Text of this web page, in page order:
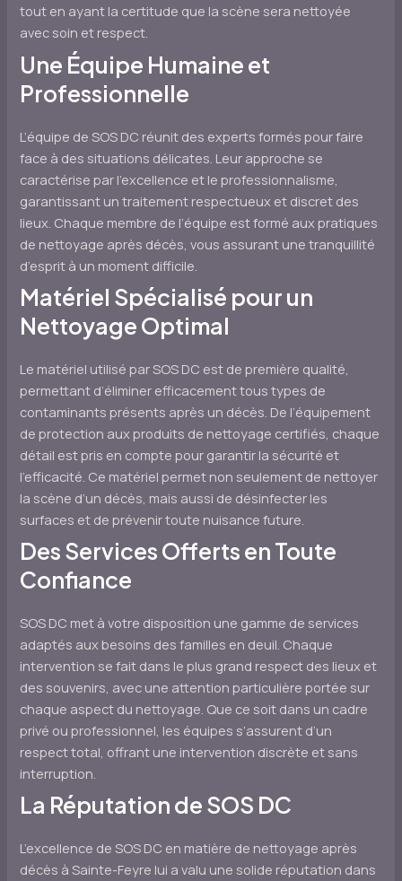
tout en ayant la certitude que la scène sera nettoyée
avec soin et respect.
Une Équipe Humaine et
Professionnelle
L’équipe de SOS DC réunit des experts formés pour faire
face à des situations délicates. Leur approche se
caractérise par l’excellence et le professionnalisme,
garantissant un traitement respectueux et discret des
lieux. Chaque membre de l’équipe est formé aux pratiques
de nettoyage après décès, vous assurant une tranquillité
d’esprit à un moment difficile.
Matériel Spécialisé pour un
Nettoyage Optimal
Le matériel utilisé par SOS DC est de première qualité,
permettant d’éliminer efficacement tous types de
contaminants présents après un décès. De l’équipement
de protection aux produits de nettoyage certifiés, chaque
détail est pris en compte pour garantir la sécurité et
l’efficacité. Ce matériel permet non seulement de nettoyer
la scène d’un décès, mais aussi de désinfecter les
surfaces et de prévenir toute nuisance future.
Des Services Offerts en Toute
Confiance
SOS DC met à votre disposition une gamme de services
adaptés aux besoins des familles en deuil. Chaque
intervention se fait dans le plus grand respect des lieux et
des souvenirs, avec une attention particulière portée sur
chaque aspect du nettoyage. Que ce soit dans un cadre
privé ou professionnel, les équipes s’assurent d’un
respect total, offrant une intervention discrète et sans
interruption.
La Réputation de SOS DC
L’excellence de SOS DC en matière de nettoyage après
décès à Sainte-Feyre lui a valu une solide réputation dans